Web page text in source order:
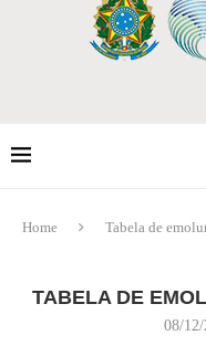
Home Tabela de
TABELA DE
08/